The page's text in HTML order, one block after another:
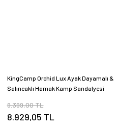
KingCamp Orchid Lux Ayak Dayamalı &
Salıncaklı Hamak Kamp Sandalyesi
9.399,00 TL
8.929,05 TL